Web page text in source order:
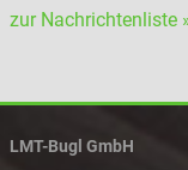
zur Nachrichtenliste
LMT-Bugl GmbH